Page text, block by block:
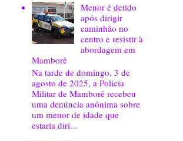
Menor é detido
após dirigir
caminhão no
centro e resistir à
abordagem em
Mamborê
Na tarde de domingo, 3 de
agosto de 2025, a Polícia
Militar de Mamborê recebeu
uma denúncia anônima sobre
um menor de idade que
estaria diri...